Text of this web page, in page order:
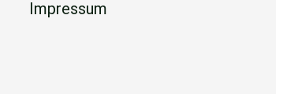
Impressum